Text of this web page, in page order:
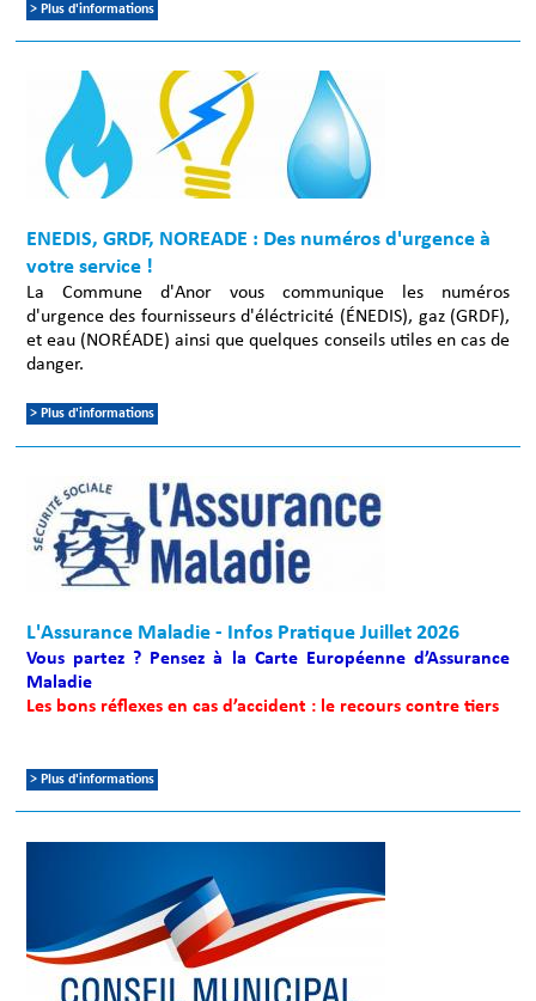
> Plus d'informations
ENEDIS, GRDF, NOREADE : Des numéros d'urgence à
votre service !
La Commune d'Anor vous communique les numéros
d'urgence des fournisseurs d'éléctricité (ÉNEDIS), gaz (GRDF),
et eau (NORÉADE) ainsi que quelques conseils utiles en cas de
danger.
> Plus d'informations
L'Assurance Maladie - Infos Pratique Juillet 2026
Vous partez ? Pensez à la Carte Européenne d’Assurance
Maladie
Les bons réflexes en cas d’accident : le recours contre tiers
> Plus d'informations